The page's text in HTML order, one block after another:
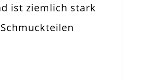
ist ziemlich stark